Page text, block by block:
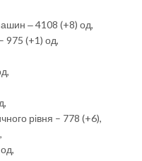
‒ 4108 (+8) од,
975 (+1) од,
рівня – 778 (+6),